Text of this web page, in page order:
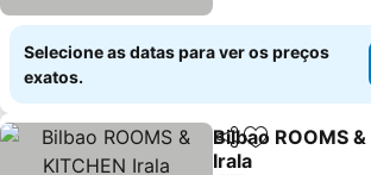
Selecione as datas para ver os preços
exatos.
PartilharAdicionar
Bilbao ROOMS &
Irala